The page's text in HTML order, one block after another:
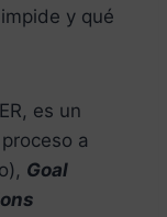
y qué
es un
a
Goal